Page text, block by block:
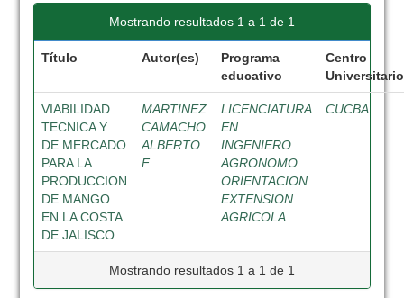
Mostrando resultados 1 a 1 de 1
Título Autor(es)
Programa
educativo
Centro
Universitario
VIABILIDAD
TECNICA Y
DE MERCADO
PARA LA
PRODUCCION
DE MANGO
EN LA COSTA
DE JALISCO
MARTINEZ
CAMACHO
ALBERTO
F.
LICENCIATURA
EN
INGENIERO
AGRONOMO
ORIENTACION
EXTENSION
AGRICOLA
CUCBA
Mostrando resultados 1 a 1 de 1